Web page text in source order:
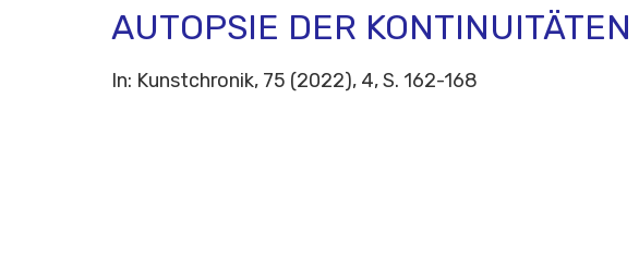
AUTOPSIE DER KONTINUITÄTEN
In: Kunstchronik, 75 (2022), 4, S. 162-168